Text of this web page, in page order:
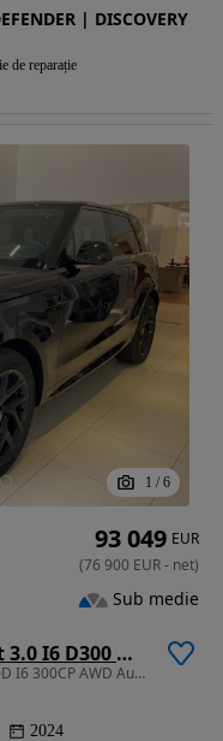
| DISCOVERY
de reparație
1 / 6
Land Rover Range Rover Sport 3.0 I6 D300 MHEV Dynamic HSE
2997 cm3 • 300 CP • Range Rover Sport 3.0D I6 300CP AWD Auto MHEV, Dynamic HSE
2024
93 049 EUR
(76 900 EUR- net)
Sub medie